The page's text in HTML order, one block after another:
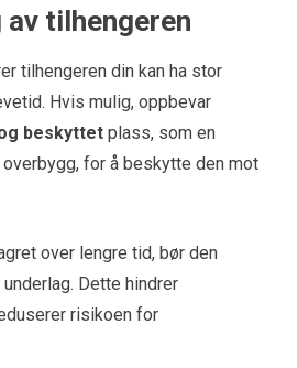
av tilhengeren
tilhengeren din kan ha stor
Hvis mulig, oppbevar
beskyttet plass, som en
for å beskytte den mot
over lengre tid, bør den
Dette hindrer
risikoen for